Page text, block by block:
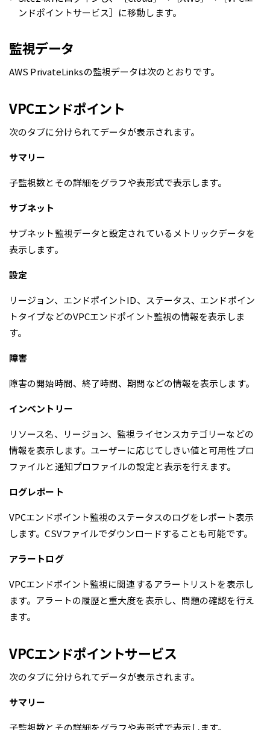
ンドポイントサービス］に移動します。
監視データ
AWS PrivateLinksの監視データは次のとおりです。
VPCエンドポイント
次のタブに分けられてデータが表示されます。
サマリー
子監視数とその詳細をグラフや表形式で表示します。
サブネット
サブネット監視データと設定されているメトリックデータを
表示します。
設定
リージョン、エンドポイントID、ステータス、エンドポイン
トタイプなどのVPCエンドポイント監視の情報を表示しま
す。
障害
障害の開始時間、終了時間、期間などの情報を表示します。
インベントリー
リソース名、リージョン、監視ライセンスカテゴリーなどの
情報を表示します。ユーザーに応じてしきい値と可用性プロ
ファイルと通知プロファイルの設定と表示を行えます。
ログレポート
VPCエンドポイント監視のステータスのログをレポート表示
します。CSVファイルでダウンロードすることも可能です。
アラートログ
VPCエンドポイント監視に関連するアラートリストを表示し
ます。アラートの履歴と重大度を表示し、問題の確認を行え
ます。
VPCエンドポイントサービス
次のタブに分けられてデータが表示されます。
サマリー